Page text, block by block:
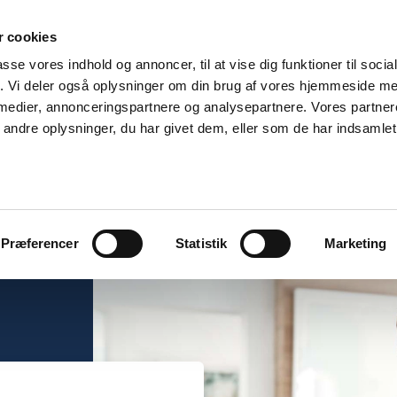
cookies
vores indhold og annoncer, til at vise dig funktioner til
deler også oplysninger om din brug af vores hjemmeside
annonceringspartnere og analysepartnere. Vores
oplysninger, du har givet dem, eller som de har
Præferencer Statistik Marketing
længere behandlingstid end normalt. Vi gør
Hus
sælgeransvarsforsikring
Fordi uforudsete krav kan
SKER
en
Du bør ikke udbedre en
har haft mulighed for at
skadeanmeldelse
Her kan du anmelde
status på dine anmeldelser
KUNDESERVICE